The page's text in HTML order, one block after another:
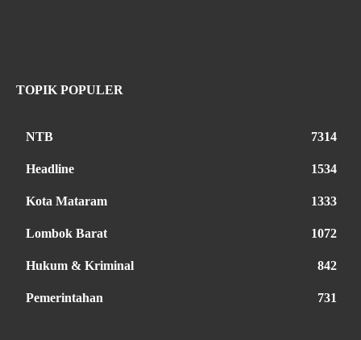
TOPIK POPULER
NTB 7314
Headline 1534
Kota Mataram 1333
Lombok Barat 1072
Hukum & Kriminal 842
Pemerintahan 731